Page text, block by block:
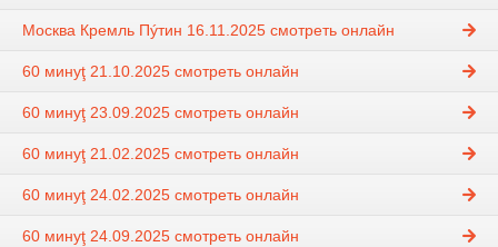
Москва Кремль Пýтин 16.11.2025 смотреть онлайн
60 минуţ 21.10.2025 смотреть онлайн
60 минуţ 23.09.2025 смотреть онлайн
60 минуţ 21.02.2025 смотреть онлайн
60 минуţ 24.02.2025 смотреть онлайн
60 минуţ 24.09.2025 смотреть онлайн